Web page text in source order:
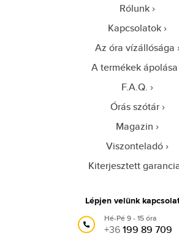
Rólunk
Kapcsolatok
Az óra vízállósága
A termékek ápolása
F.A.Q.
Órás szótár
Magazin
Viszonteladó
Kiterjesztett
Lépjen velünk
Hé-Pé 9 - 15 óra
+36199 89 709